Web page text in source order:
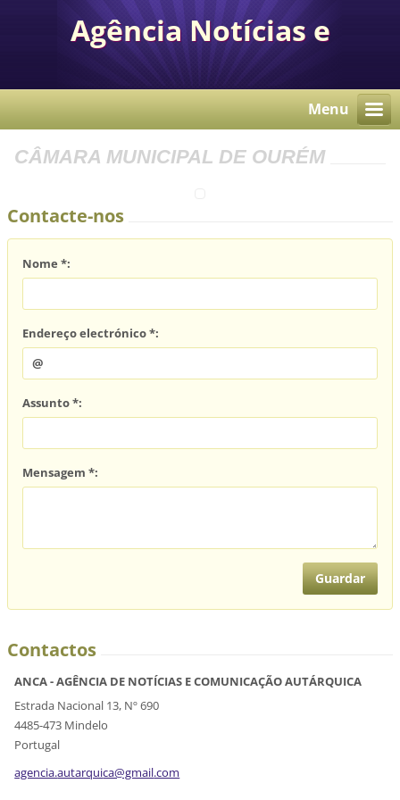
Agência Notícias e
Comunicação Autárquica
Menu
CÂMARA MUNICIPAL DE OURÉM
Contacte-nos
Nome *:
Endereço electrónico *:
Assunto *:
Mensagem *:
Contactos
ANCA - AGÊNCIA DE NOTÍCIAS E COMUNICAÇÃO AUTÁRQUICA
Estrada Nacional 13, Nº 690
4485-473 Mindelo
Portugal
agencia.autarquica@gmail.com